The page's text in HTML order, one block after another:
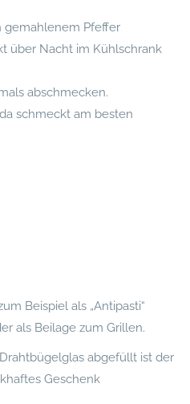
gemahlenem Pfeffer
über Nacht im Kühlschrank
abschmecken.
schmeckt am besten
Beispiel als „Antipasti“
als Beilage zum Grillen.
abgefüllt ist der
Geschenk